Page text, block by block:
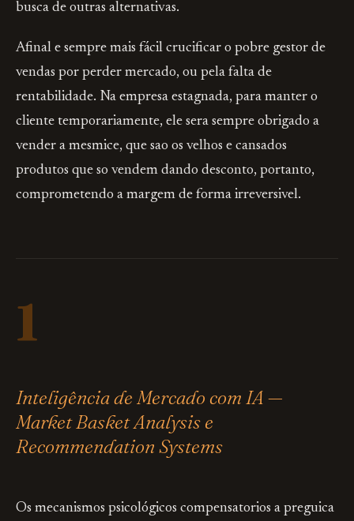
busca de outras alternativas.
Afinal e sempre mais fácil crucificar o pobre gestor de
vendas por perder mercado, ou pela falta de
rentabilidade. Na empresa estagnada, para manter o
cliente temporariamente, ele sera sempre obrigado a
vender a mesmice, que sao os velhos e cansados
produtos que so vendem dando desconto, portanto,
comprometendo a margem de forma irreversivel.
1
Inteligência de Mercado com IA —
Market Basket Analysis e
Recommendation Systems
Os mecanismos psicológicos compensatorios a preguica